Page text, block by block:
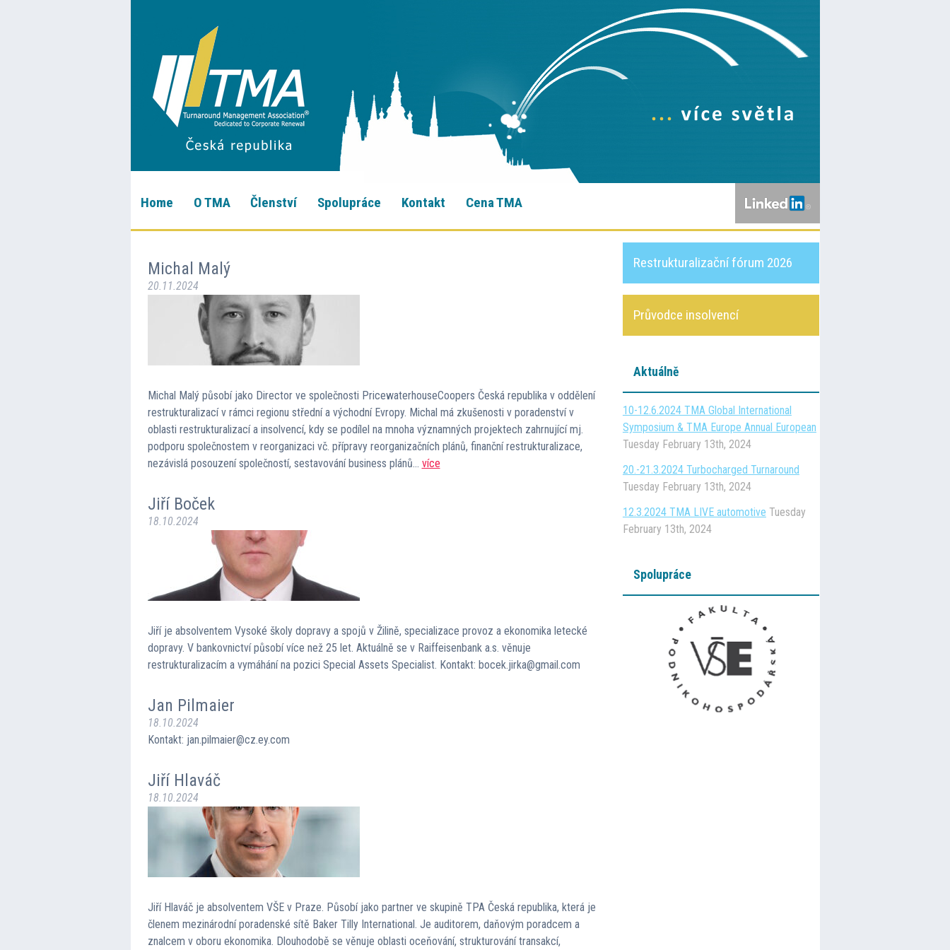
Home O TMA Členství Spolupráce Kontakt Cena TMA
Michal Malý
20.11.2024
Michal Malý působí jako Director ve společnosti PricewaterhouseCoopers Česká republika v oddělení
restrukturalizací v rámci regionu střední a východní Evropy. Michal má zkušenosti v poradenství v
oblasti restrukturalizací a insolvencí, kdy se podílel na mnoha významných projektech zahrnující mj.
podporu společnostem v reorganizaci vč. přípravy reorganizačních plánů, finanční restrukturalizace,
nezávislá posouzení společností, sestavování business plánů… více
Jiří Boček
18.10.2024
Jiří je absolventem Vysoké školy dopravy a spojů v Žilině, specializace provoz a ekonomika letecké
dopravy. V bankovnictví působí více než 25 let. Aktuálně se v Raiffeisenbank a.s. věnuje
restrukturalizacím a vymáhání na pozici Special Assets Specialist. Kontakt: bocek.jirka@gmail.com
Jan Pilmaier
18.10.2024
Kontakt: jan.pilmaier@cz.ey.com
Jiří Hlaváč
18.10.2024
Jiří Hlaváč je absolventem VŠE v Praze. Působí jako partner ve skupině TPA Česká republika, která je
členem mezinárodní poradenské sítě Baker Tilly International. Je auditorem, daňovým poradcem a
znalcem v oboru ekonomika. Dlouhodobě se věnuje oblasti oceňování, strukturování transakcí,
Restrukturalizační fórum 2026
Průvodce insolvencí
Aktuálně
10-12.6.2024 TMA Global International
Symposium & TMA Europe Annual European
Tuesday February 13th, 2024
20.-21.3.2024 Turbocharged Turnaround
Tuesday February 13th, 2024
12.3.2024 TMA LIVE automotive Tuesday
February 13th, 2024
Spolupráce